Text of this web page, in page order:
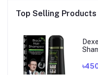
Top Selling Products